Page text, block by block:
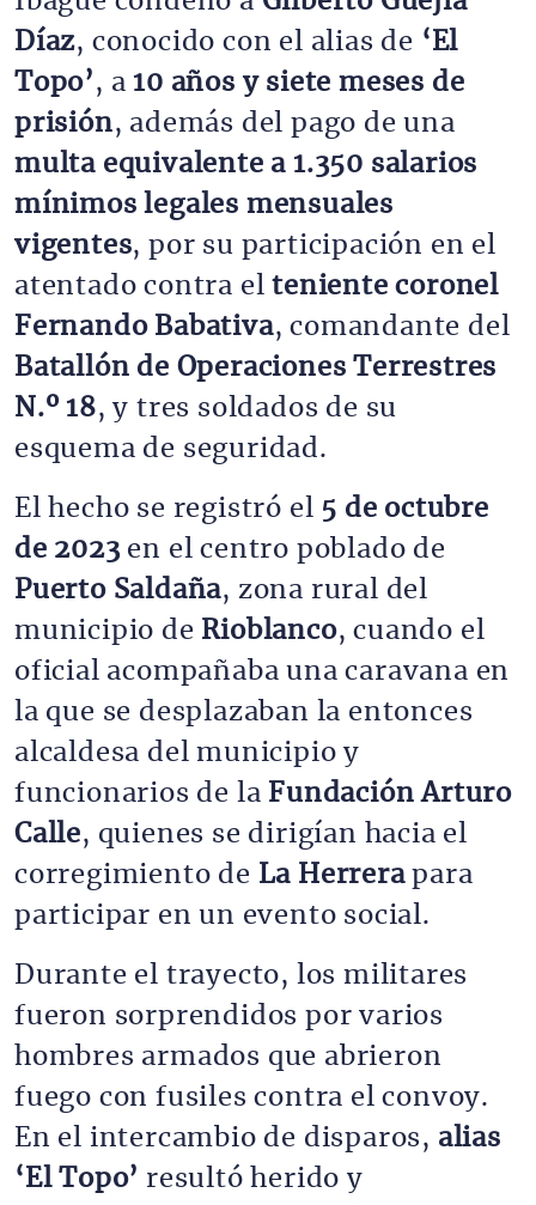
Díaz, conocido con el alias de ‘El
Topo’, a10 años y siete meses de
prisión, además del pago de una
multa equivalente a 1.350 salarios
mínimos legales mensuales
vigentes, por su participación en el
atentado contra elteniente coronel
Fernando Babativa, comandante del
Batallón de Operaciones Terrestres
N.º 18, y tres soldados de su
esquema de seguridad.
El hecho se registró el 5 de octubre
de 2023 en el centro poblado de
Puerto Saldaña, zona rural del
municipio de Rioblanco, cuando el
oficial acompañaba una caravana en
la que se desplazaban la entonces
alcaldesa del municipio y
funcionarios de la Fundación Arturo
Calle, quienes se dirigían hacia el
corregimiento de La Herrerapara
participar en un evento social.
Durante el trayecto, los militares
fueron sorprendidos por varios
hombres armados que abrieron
fuego con fusiles contra el convoy.
En el intercambio de disparos, alias
‘El Topo’ resultó herido y